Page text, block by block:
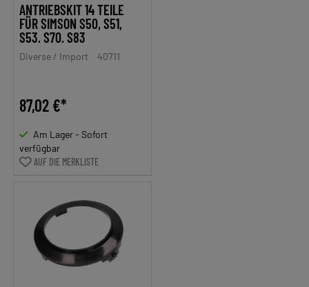
ANTRIEBSKIT 14 TEILE
FÜR SIMSON S50, S51,
S53, S70, S83
Diverse / Import 40711
87,02 €*
Am Lager - Sofort
verfügbar
AUF DIE MERKLISTE